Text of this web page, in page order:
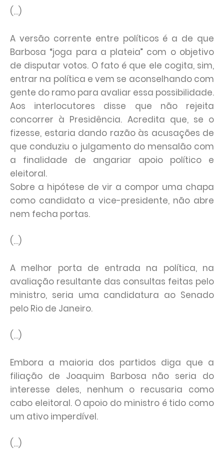
(…)
A versão corrente entre políticos é a de que
Barbosa “joga para a plateia” com o objetivo
de disputar votos. O fato é que ele cogita, sim,
entrar na política e vem se aconselhando com
gente do ramo para avaliar essa possibilidade.
Aos interlocutores disse que não rejeita
concorrer à Presidência. Acredita que, se o
fizesse, estaria dando razão às acusações de
que conduziu o julgamento do mensalão com
a finalidade de angariar apoio político e
eleitoral.
Sobre a hipótese de vir a compor uma chapa
como candidato a vice-presidente, não abre
nem fecha portas.
(…)
A melhor porta de entrada na política, na
avaliação resultante das consultas feitas pelo
ministro, seria uma candidatura ao Senado
pelo Rio de Janeiro.
(…)
Embora a maioria dos partidos diga que a
filiação de Joaquim Barbosa não seria do
interesse deles, nenhum o recusaria como
cabo eleitoral. O apoio do ministro é tido como
um ativo imperdível.
(…)